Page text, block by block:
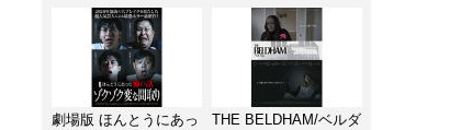
劇場版 ほんとうにあっ
THE BELDHAM/ベルダ